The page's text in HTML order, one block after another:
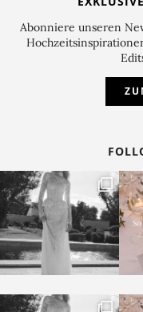
Frische lacht uns
Konzept in Weiß und
Anja Schneemann
August konzipiert
anderen
mit den klassischen
Grünmacht immer
vielen Stilrichtungen
sich in voller
dreistöckigen
werden noch zwei